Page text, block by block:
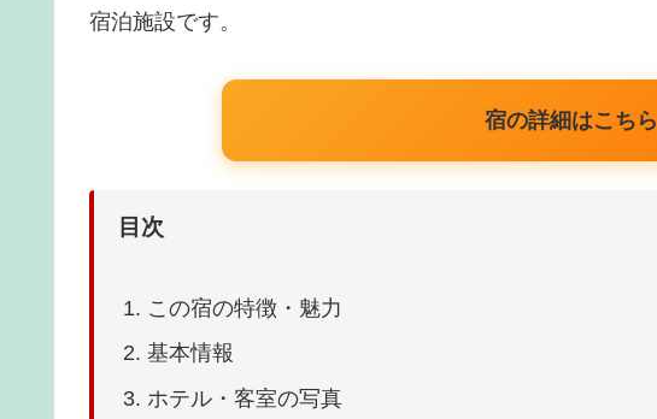
宿泊施設です。
宿の詳細はこちら
目次
この宿の特徴・魅力
基本情報
ホテル・客室の写真